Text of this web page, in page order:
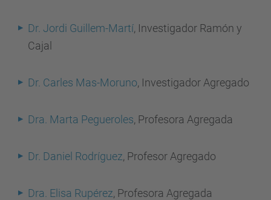
Dr. Jordi Guillem-Martí, Investigador Ramón y
Cajal
Dr. Carles Mas-Moruno, Investigador Agregado
Dra. Marta Pegueroles, Profesora Agregada
Dr. Daniel Rodríguez, Profesor Agregado
Dra. Elisa Rupérez, Profesora Agregada